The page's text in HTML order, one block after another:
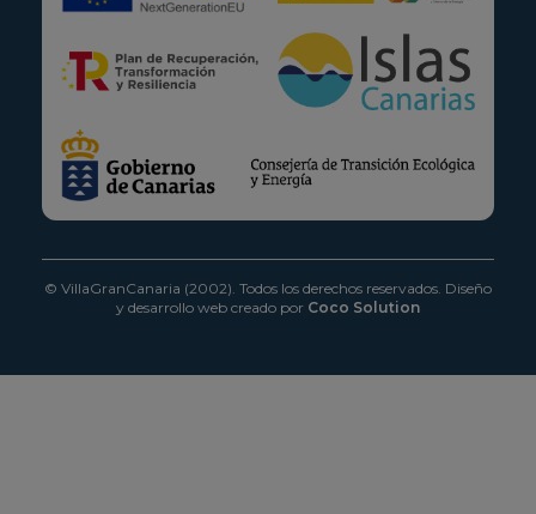
© VillaGranCanaria (2002). Todos los derechos reservados. Diseño
y desarrollo web creado por Coco Solution